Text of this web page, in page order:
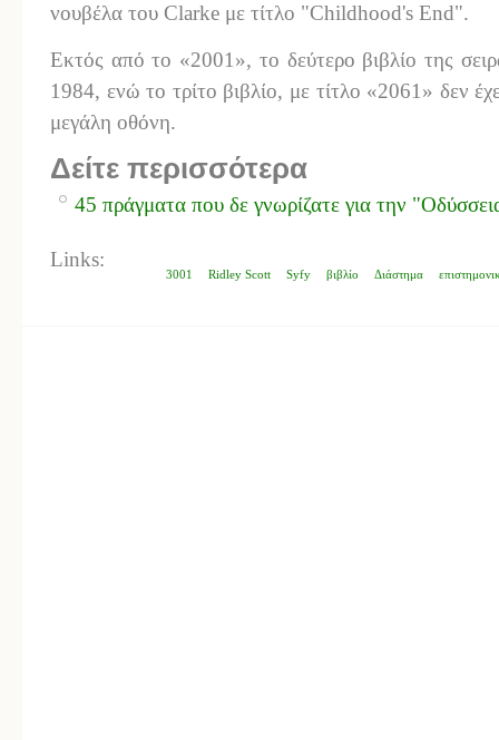
νουβέλα του Clarke με τίτλο "Childhood's End".
Εκτός από το «2001», το δεύτερο βιβλίο της
1984, ενώ το τρίτο βιβλίο, με τίτλο «2061» δεν
μεγάλη οθόνη.
Δείτε περισσότερα
45 πράγματα που δε γνωρίζατε για την
3001 Ridley Scott Syfy βιβλίο Διάστημα
Links: